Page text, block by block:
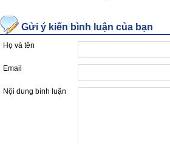
Gửi ý kiến bình luận của bạn
Họ và tên
Email
Nội dung bình luận